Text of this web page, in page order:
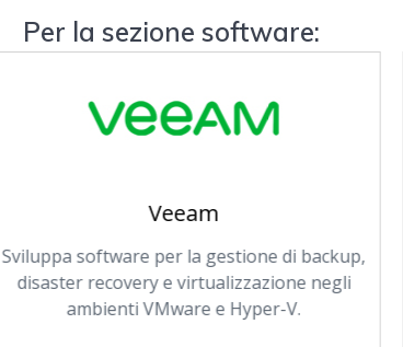
Per la sezione software:
Veeam
Sviluppa software per la gestione di backup,
disaster recovery e virtualizzazione negli
ambienti VMware e Hyper-V.